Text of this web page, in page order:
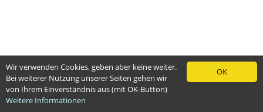
OK
Wir verwenden Cookies, geben aber keine weiter.
Bei weiterer Nutzung unserer Seiten gehen wir
von Ihrem Einverständnis aus (mit OK-Button)
Weitere Informationen